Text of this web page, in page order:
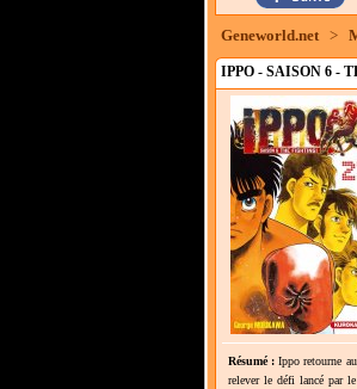
Geneworld.net >
IPPO - SAISON 6 -
Résumé : Ippo retourne
relever le défi lancé par